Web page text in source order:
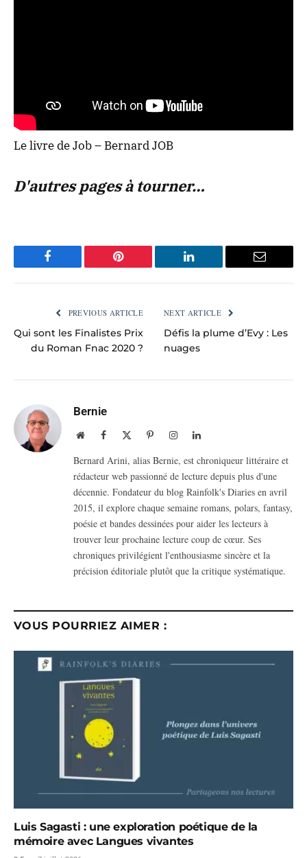
Le livre de Job – Bernard JOB
D'autres pages à tourner…
Facebook Pinterest LinkedIn Email
PREVIOUS ARTICLE
Qui sont les Finalistes Prix
du Roman Fnac 2020 ?
NEXT ARTICLE
Défis la plume d’Evy : Les
nuages
Bernie
WebsiteFacebook PinterestInstagramLinkedIn
Bernard Arini, alias Bernie, est chroniqueur littéraire et
rédacteur web passionné de lecture depuis plus d'une
décennie. Fondateur du blog Rainfolk's Diaries en avril
2015, il explore chaque semaine romans, polars, fantasy,
poésie et bandes dessinées pour aider les lecteurs à
trouver leur prochaine lecture coup de cœur. Ses
chroniques privilégient l'enthousiasme sincère et la
précision éditoriale plutôt que la critique systématique.
VOUS POURRIEZ AIMER :
Luis Sagasti : une exploration poétique de la
mémoire avec Langues vivantes